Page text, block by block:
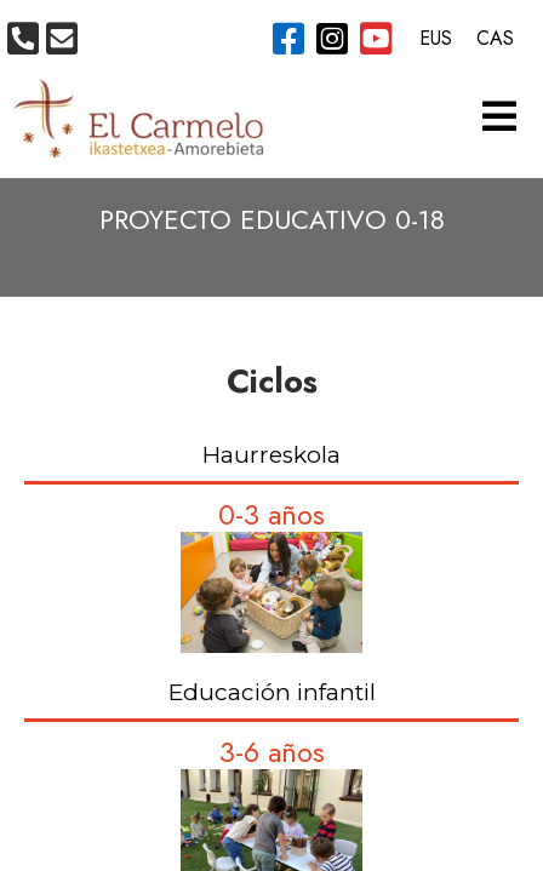
PROYECTO EDUCATIVO 0-18
Ciclos
Haurreskola
0-3 años
Educación infantil
3-6 años
EUS CAS